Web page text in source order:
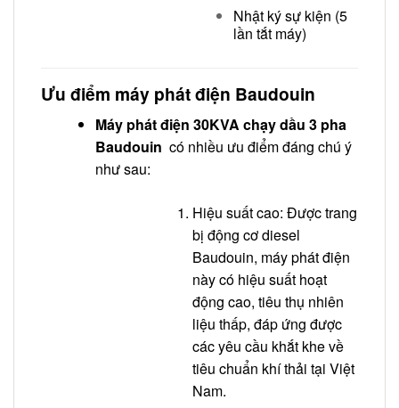
Nhật ký sự kiện (5
lần tắt máy)
Ưu điểm máy phát điện Baudouin
Máy phát điện 30KVA chạy dầu 3 pha
Baudouin có nhiều ưu điểm đáng chú ý
như sau:
Hiệu suất cao: Được trang
bị động cơ diesel
Baudouin, máy phát điện
này có hiệu suất hoạt
động cao, tiêu thụ nhiên
liệu thấp, đáp ứng được
các yêu cầu khắt khe về
tiêu chuẩn khí thải tại Việt
Nam.